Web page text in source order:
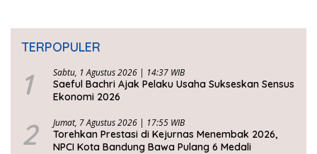
TERPOPULER
1 Sabtu, 1 Agustus 2026 | 14:37 WIB
Saeful Bachri Ajak Pelaku Usaha Sukseskan Sensus
Ekonomi 2026
2 Jumat, 7 Agustus 2026 | 17:55 WIB
Torehkan Prestasi di Kejurnas Menembak 2026,
NPCI Kota Bandung Bawa Pulang 6 Medali